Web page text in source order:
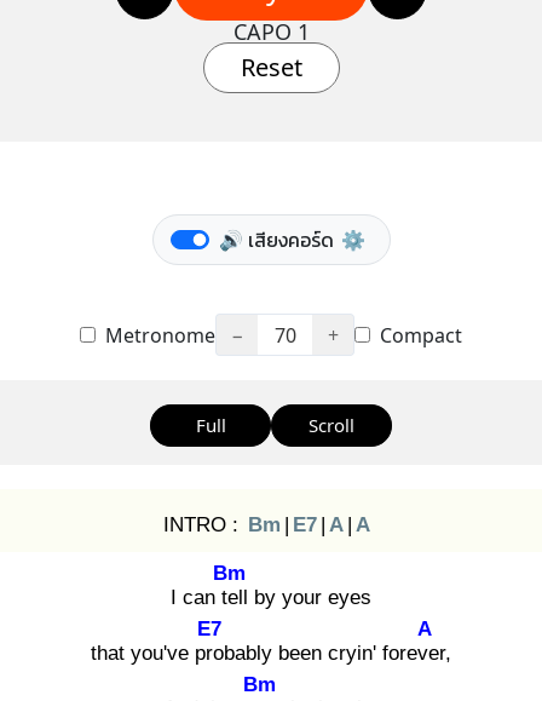
CAPO 1
Reset
🔊 เสียงคอร์ด ⚙️
Metronome − 70 + Compact
Full Scroll
INTRO : Bm | E7 | A | A
I can tel
Bm
l by your eyes
that you've pro
E7
bably been cryin' foreve
A
r,
Bm